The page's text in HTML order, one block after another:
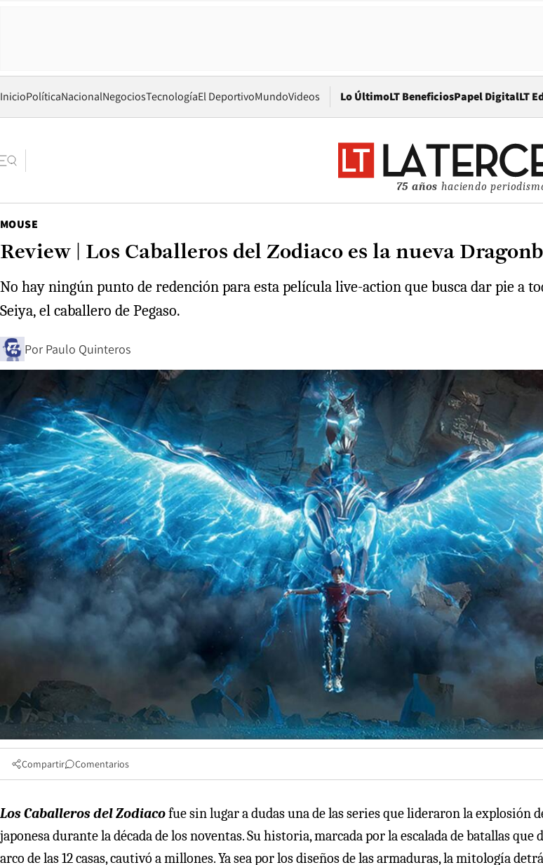
InicioPolíticaNacionalNegociosTecnologíaEl DeportivoMundoVideos Lo ÚltimoLT BeneficiosPapel DigitalLT
75 años haciendo
MOUSE
Review | Los Caballeros del Zodiaco es la nueva
No hay ningún punto de redención para esta película live-action que busca dar pie a
Seiya, el caballero de Pegaso.
Por Paulo Quinteros
Compartir Comentarios
Los Caballeros del Zodiacofue sin lugar a dudas una de las series que lideraron la explosión
japonesa durante la década de los noventas. Su historia, marcada por la escalada de batallas
arco de las 12 casas, cautivó a millones. Ya sea por los diseños de las armaduras, la mitología